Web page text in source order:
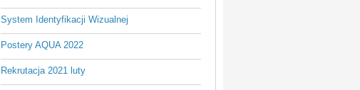
System Identyfikacji Wizualnej
Postery AQUA 2022
Rekrutacja 2021 luty